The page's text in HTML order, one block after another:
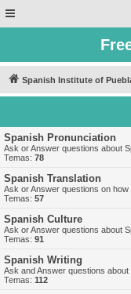
Spanish Institute of
Spanish Pronunciation
Ask or Answer questions about
Temas: 78
Spanish Translation
Ask or Answer questions on
Temas: 57
Spanish Culture
Ask or Answer questions about
Temas: 91
Spanish Writing
Ask and Answer questions about
Temas: 112